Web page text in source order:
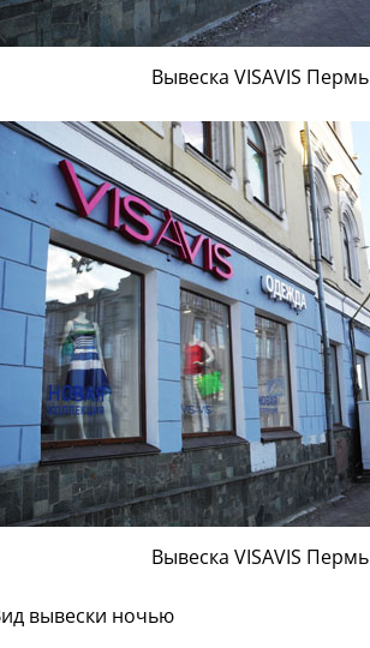
Вывеска VISAVIS Пермь
Вывеска VISAVIS Пермь
вывески ночью